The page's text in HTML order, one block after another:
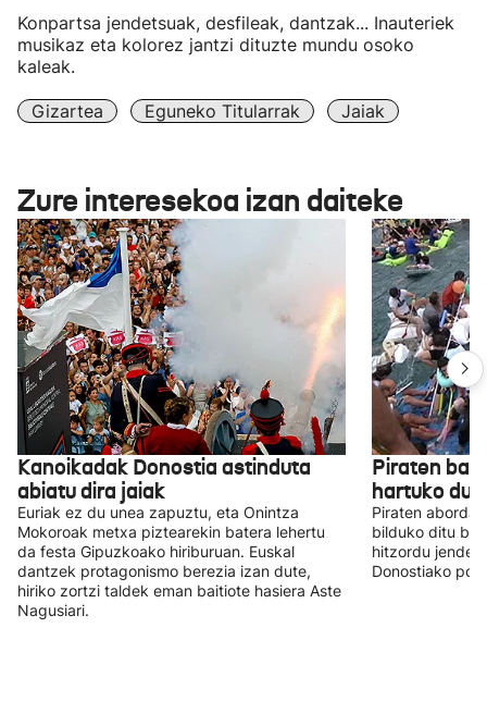
Konpartsa jendetsuak, desfileak, dantzak... Inauteriek
musikaz eta kolorez jantzi dituzte mundu osoko
kaleak.
Gizartea Eguneko Titularrak Jaiak
Zure interesekoa izan daiteke
Kanoikadak Donostia astinduta
abiatu dira jaiak
Euriak ez du unea zapuztu, eta Onintza
Mokoroak metxa piztearekin batera lehertu
da festa Gipuzkoako hiriburuan. Euskal
dantzek protagonismo berezia izan dute,
hiriko zortzi taldek eman baitiote hasiera Aste
Nagusiari.
Piraten
hartuko
Piraten
bilduko ditu
hitzordu
Donostiako